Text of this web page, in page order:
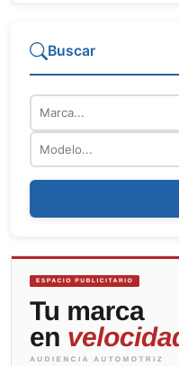
Buscar
Marca
Modelo